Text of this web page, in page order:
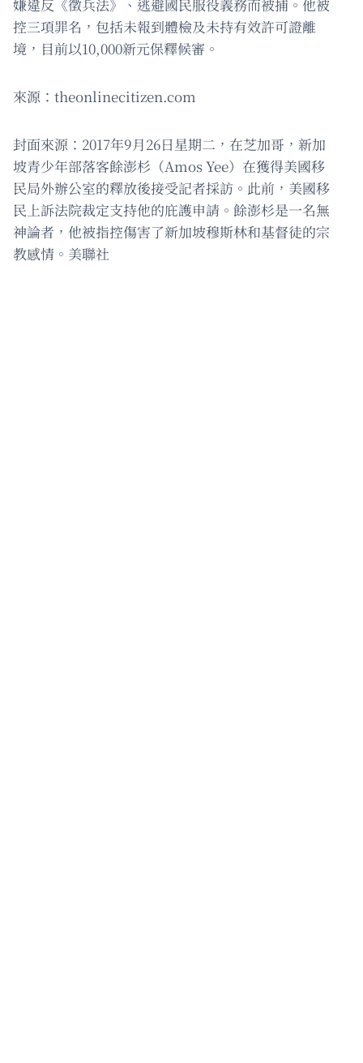
嫌違反《徵兵法》、逃避國民服役義務而被捕。他被
控三項罪名，包括未報到體檢及未持有效許可證離
境，目前以10,000新元保釋候審。
來源：theonlinecitizen.com
封面來源：2017年9月26日星期二，在芝加哥，新加
坡青少年部落客餘澎杉（Amos Yee）在獲得美國移
民局外辦公室的釋放後接受記者採訪。此前，美國移
民上訴法院裁定支持他的庇護申請。餘澎杉是一名無
神論者，他被指控傷害了新加坡穆斯林和基督徒的宗
教感情。美聯社